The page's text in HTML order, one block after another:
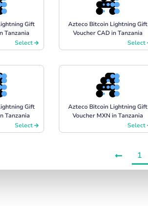
Gift
Tanzania
Select
Azteco Bitcoin Lightning Gift
Voucher CAD in Tanzania
Select
Gift
Tanzania
Select
Azteco Bitcoin Lightning Gift
Voucher MXN in Tanzania
Select
1